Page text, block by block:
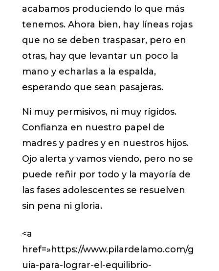
acabamos produciendo lo que más
tenemos. Ahora bien, hay líneas rojas
que no se deben traspasar, pero en
otras, hay que levantar un poco la
mano y echarlas a la espalda,
esperando que sean pasajeras.
Ni muy permisivos, ni muy rígidos.
Confianza en nuestro papel de
madres y padres y en nuestros hijos.
Ojo alerta y vamos viendo, pero no se
puede reñir por todo y la mayoría de
las fases adolescentes se resuelven
sin pena ni gloria.
<a
href=»https://www.pilardelamo.com/g
uia-para-lograr-el-equilibrio-